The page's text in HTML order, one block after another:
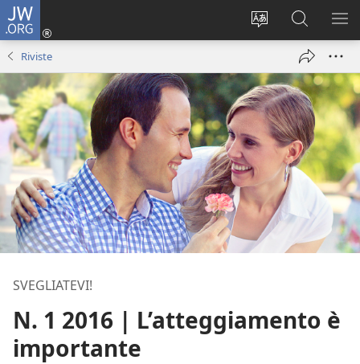
JW.ORG
Modificare
del
sito
Accedi
(apre
finestra)
Cerca
in
JW.ORG
Riviste
SVEGLIATEVI!
N. 1 2016 | L’atteggiamento è
importante